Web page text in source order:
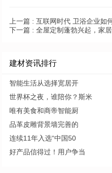
上一篇 : 互联网时代 卫浴企业如
下一篇 : 全屋定制蓬勃兴起，家
建材资讯排行
智能生活从选择宽居开
世界杯之夜，谁陪你？斯米
唯有美食和商帝智能厨
品革皮雕背景墙完善的
连续11年入选“中国50
好产品信得过！用户争当